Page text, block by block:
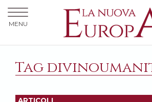
Tag
MENU